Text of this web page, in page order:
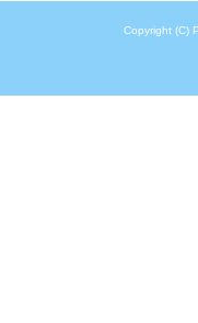
Copyright (C)